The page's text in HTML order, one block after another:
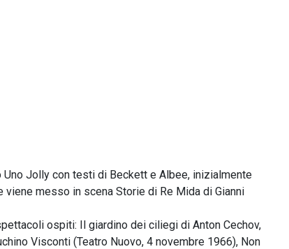
Jolly con testi di Beckett e Albee, inizialmente
messo in scena Storie di Re Mida di Gianni
ospiti: Il giardino dei ciliegi di Anton Cechov,
Visconti (Teatro Nuovo, 4 novembre 1966), Non